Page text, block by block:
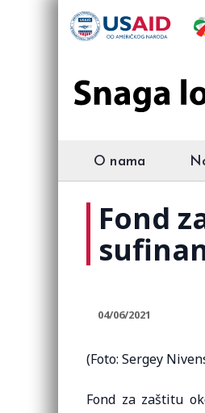
O nama
Fond
04/06/2021
(Foto: Sergey
Fond za zaštitu